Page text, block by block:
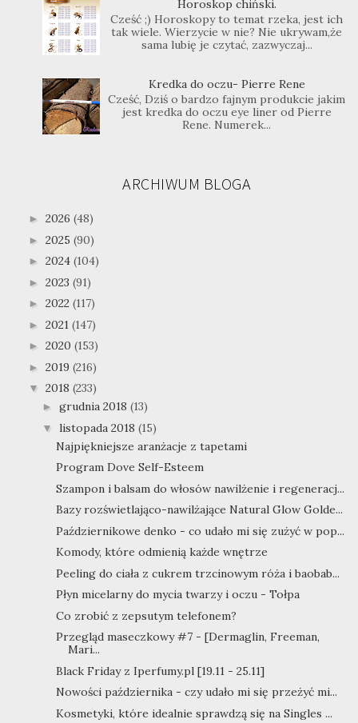
Horoskop chiński.
Cześć ;) Horoskopy to temat rzeka, jest ich
tak wiele. Wierzycie w nie? Nie ukrywam,że
sama lubię je czytać, zazwyczaj...
Kredka do oczu- Pierre Rene
Cześć, Dziś o bardzo fajnym produkcie jakim
jest kredka do oczu eye liner od Pierre
Rene. Numerek...
ARCHIWUM BLOGA
► 2026 (48)
► 2025 (90)
► 2024 (104)
► 2023 (91)
► 2022 (117)
► 2021 (147)
► 2020 (153)
► 2019 (216)
▼ 2018 (233)
► grudnia 2018 (13)
▼ listopada 2018 (15)
Najpiękniejsze aranżacje z tapetami
Program Dove Self-Esteem
Szampon i balsam do włosów nawilżenie i regeneracj...
Bazy rozświetlająco-nawilżające Natural Glow Golde...
Październikowe denko - co udało mi się zużyć w pop...
Komody, które odmienią każde wnętrze
Peeling do ciała z cukrem trzcinowym róża i baobab...
Płyn micelarny do mycia twarzy i oczu - Tołpa
Co zrobić z zepsutym telefonem?
Przegląd maseczkowy #7 - [Dermaglin, Freeman,
Mari...
Black Friday z Iperfumy.pl [19.11 - 25.11]
Nowości października - czy udało mi się przeżyć mi...
Kosmetyki, które idealnie sprawdzą się na Singles ...